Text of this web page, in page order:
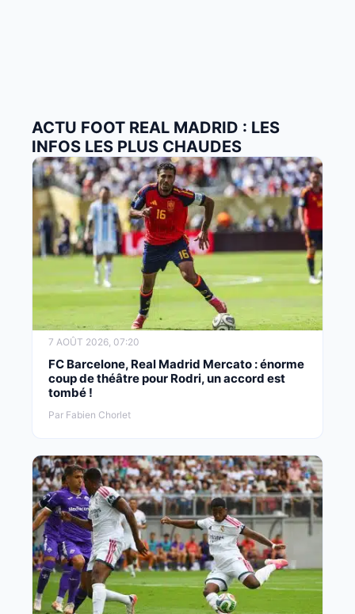
ACTU FOOT REAL MADRID : LES
INFOS LES PLUS CHAUDES
7 AOÛT 2026, 07:20
FC Barcelone, Real Madrid Mercato : énorme
coup de théâtre pour Rodri, un accord est
tombé !
Par Fabien Chorlet